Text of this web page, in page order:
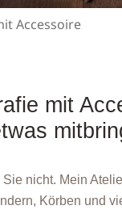
Accessoire
mit
nicht. Mein
Körben und